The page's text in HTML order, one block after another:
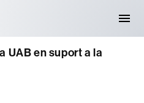
UAB en suport a la